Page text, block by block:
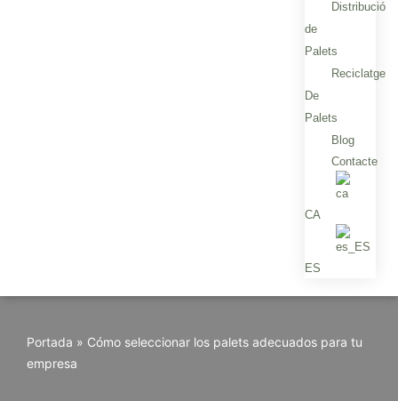
Distribució
de
Palets
Reciclatge
De
Palets
Blog
Contacte
CA
ES
Portada » Cómo seleccionar los palets adecuados para tu
empresa